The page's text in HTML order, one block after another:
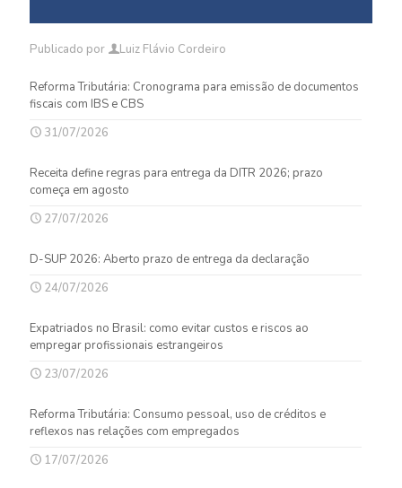
Publicado por Luiz Flávio Cordeiro
Reforma Tributária: Cronograma para emissão de documentos
fiscais com IBS e CBS
31/07/2026
Receita define regras para entrega da DITR 2026; prazo
começa em agosto
27/07/2026
D-SUP 2026: Aberto prazo de entrega da declaração
24/07/2026
Expatriados no Brasil: como evitar custos e riscos ao
empregar profissionais estrangeiros
23/07/2026
Reforma Tributária: Consumo pessoal, uso de créditos e
reflexos nas relações com empregados
17/07/2026